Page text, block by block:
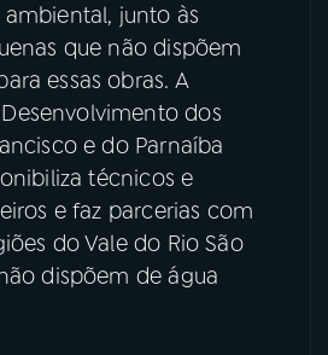
junto às
que não dispõem
essas obras. A
dos
e do Parnaíba
técnicos e
e faz parcerias com
do Vale do Rio São
dispõem de água